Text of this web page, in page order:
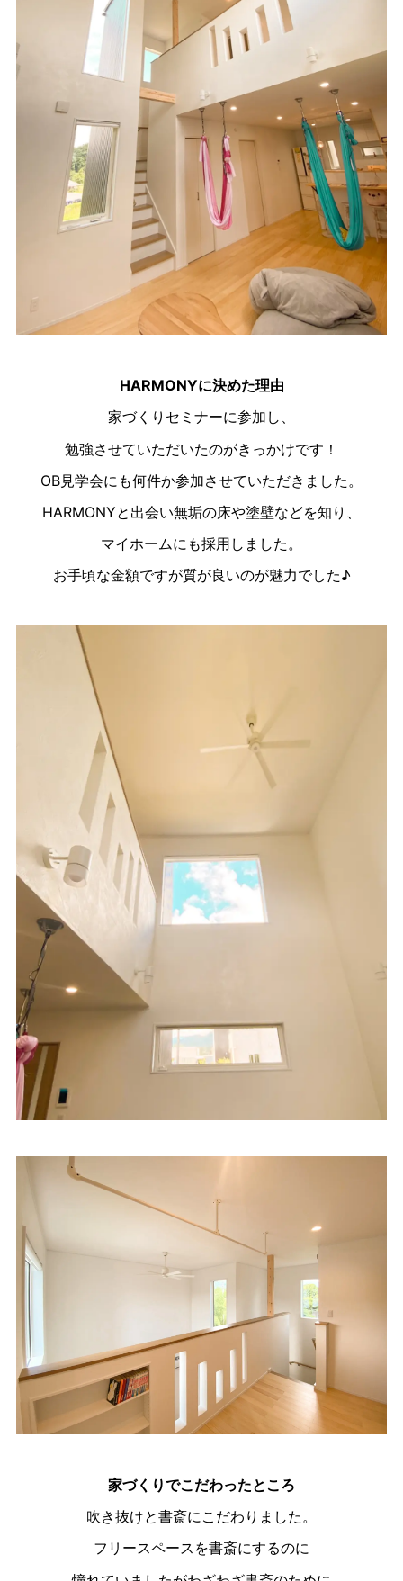
HARMONYに決めた理由
家づくりセミナーに参加し、
勉強させていただいたのがきっかけです！
OB見学会にも何件か参加させていただきました。
HARMONYと出会い無垢の床や塗壁などを知り、
マイホームにも採用しました。
お手頃な金額ですが質が良いのが魅力でした♪
家づくりでこだわったところ
吹き抜けと書斎にこだわりました。
フリースペースを書斎にするのに